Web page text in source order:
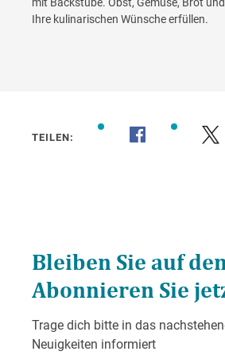
mit Backstube. Obst, Gemüse, Brot
Ihre kulinarischen Wünsche erfüllen.
TEILEN: